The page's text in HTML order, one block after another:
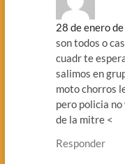
28 de enero
son todos o
cuadr te
salimos en
moto chorros
pero policia no
de la mitre <
Responder